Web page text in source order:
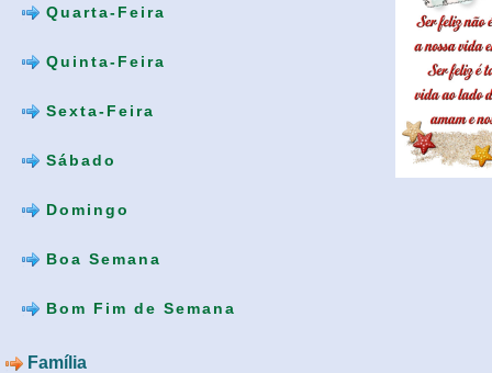
Quarta-Feira
Quinta-Feira
Sexta-Feira
Sábado
Domingo
Boa Semana
Bom Fim de Semana
Família